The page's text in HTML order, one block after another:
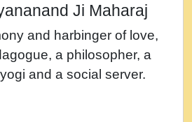
अपन खट करम क !!!! मह दद
सवर तर बगर Shri ravinandan
Ji Maharaj
and harbinger of love,
a philosopher, a
and a social server.